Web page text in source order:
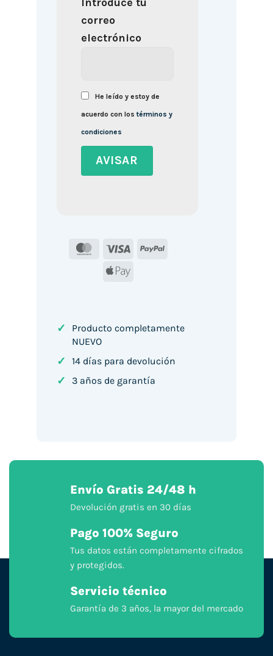
correo
electrónico
He leído y estoy de
acuerdo con lostérminos y
condiciones
MasterCard
Visa
PayPal
Apple
✓
Producto completamente
NUEVO
✓ 14 días para devolución
✓ 3 años de garantía
Envío Gratis 24/48 h
Devolución gratis en 30 días
Pago 100% Seguro
Tus datos están completamente cifrados
y protegidos.
Servicio técnico
Garantía de 3 años, la mayor del mercado